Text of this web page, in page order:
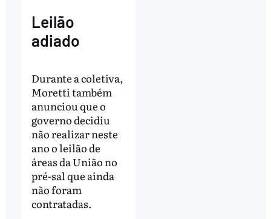
Leilão
adiado
Durante a coletiva,
Moretti também
anunciou que o
governo decidiu
não realizar neste
ano o leilão de
áreas da União no
pré-sal que ainda
não foram
contratadas.